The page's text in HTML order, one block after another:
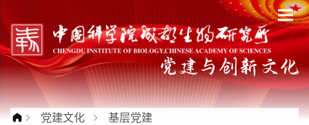
党建文化 基层党建